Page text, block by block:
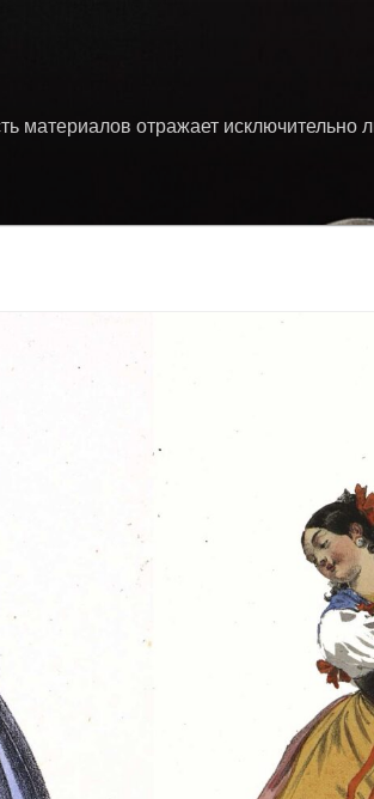
материалов отражает исключительно